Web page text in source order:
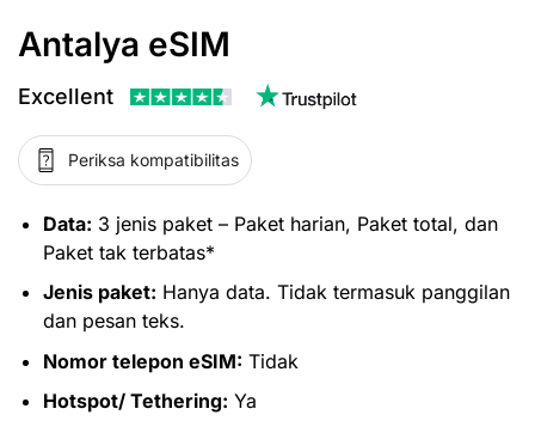
Antalya eSIM
Excellent
Periksa kompatibilitas
Data: 3 jenis paket – Paket harian, Paket total, dan
Paket tak terbatas*
Jenis paket: Hanya data. Tidak termasuk panggilan
dan pesan teks.
Nomor telepon eSIM: Tidak
Hotspot/ Tethering: Ya